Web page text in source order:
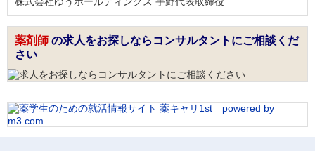
薬剤師 の求人をお探しならコンサルタントにご相談くだ
さい